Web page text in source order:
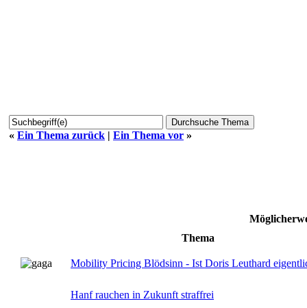
« Ein Thema zurück | Ein Thema vor »
Thema
Mobility Pricing Blödsinn - Ist Doris Leuthard
Hanf rauchen in Zukunft straffrei